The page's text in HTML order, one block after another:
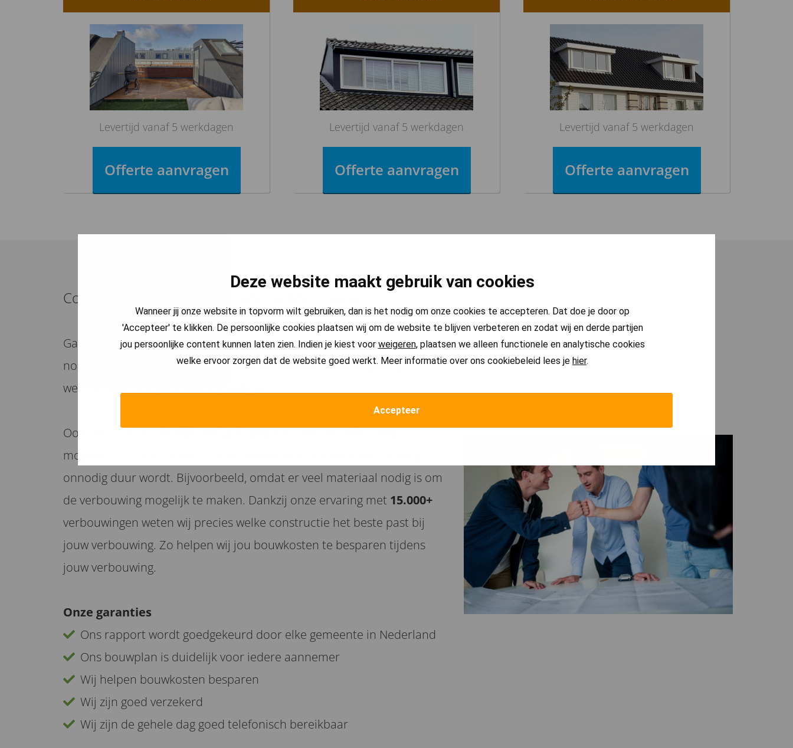
Deze website maakt gebruik van cookies
Wanneer jij onze website in topvorm wilt gebruiken, dan is het nodig om onze cookies te accepteren. Dat doe je door op
'Accepteer' te klikken. De persoonlijke cookies plaatsen wij om de website te blijven verbeteren en zodat wij en derde partijen
jou persoonlijke content kunnen laten zien. Indien je kiest voor weigeren, plaatsen we alleen functionele en analytische cookies
welke ervoor zorgen dat de website goed werkt. Meer informatie over ons cookiebeleid lees je hier.
Accepteer
Levertijd vanaf 5 werkdagen
Offerte aanvragen
Levertijd vanaf 5 werkdagen
Offerte aanvragen
Levertijd vanaf 5 werkdagen
Offerte aanvragen
Constructieberekening dakopbouw laten maken.
Ga je een dakopbouw plaatsen? Dan heb je een constructieberekening
nodig om te voldoen aan het Besluit bouwwerken leefomgeving. Zo
weet je zeker dat jouw woning veilig is.
Ook heb je waarschijnlijk veel geld gespaard om de verbouwing
mogelijk te maken. Je wilt daarom voorkomen dat jouw verbouwing
onnodig duur wordt. Bijvoorbeeld, omdat er veel materiaal nodig is om
de verbouwing mogelijk te maken. Dankzij onze ervaring met 15.000+
verbouwingen weten wij precies welke constructie het beste past bij
jouw verbouwing. Zo helpen wij jou bouwkosten te besparen tijdens
jouw verbouwing.
Onze garanties
Ons rapport wordt goedgekeurd door elke gemeente in Nederland
Ons bouwplan is duidelijk voor iedere aannemer
Wij helpen bouwkosten besparen
Wij zijn goed verzekerd
Wij zijn de gehele dag goed telefonisch bereikbaar